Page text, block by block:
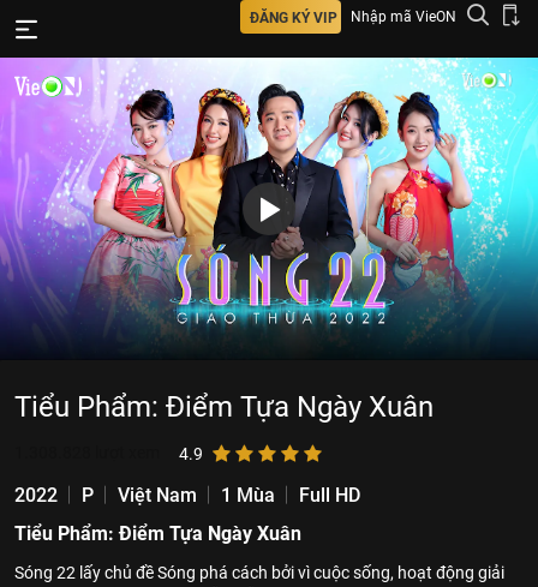
ĐĂNG KÝ VIP Nhập mã VieON
Tiểu Phẩm: Điểm Tựa Ngày Xuân
4.9
2022 P Việt Nam 1 Mùa
Full HD
Tiểu Phẩm: Điểm Tựa Ngày Xuân
Sóng 22 lấy chủ đề Sóng phá cách bởi vì cuộc sống, hoạt động giải